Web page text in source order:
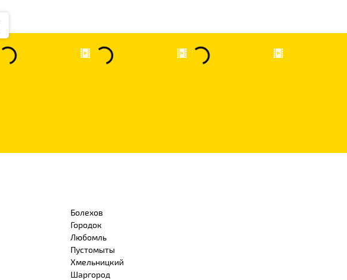
Болехов
Городок
Любомль
Пустомыты
Хмельницкий
Шаргород